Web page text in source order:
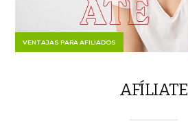
VENTAJAS PARA AFILIADOS
AFÍLIATE